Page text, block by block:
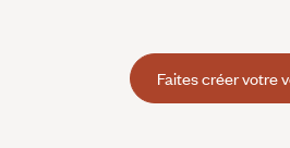
Faites créer votre